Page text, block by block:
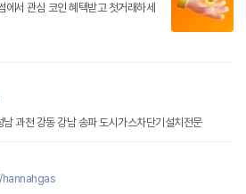
서 관심 코인 혜택받고 첫거래하세
과천 강동 강남 송파 도시가스차단기설치전문